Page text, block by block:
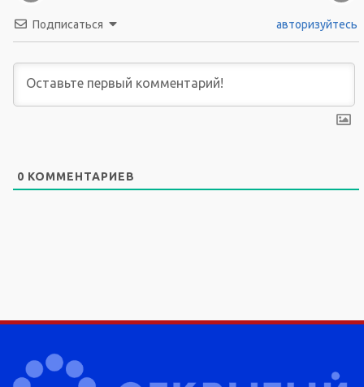
Подписаться авторизуйтесь
0 КОММЕНТАРИЕВ